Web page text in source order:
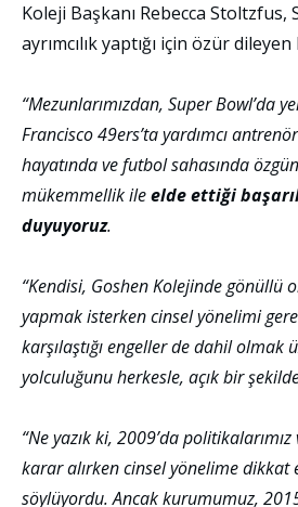
Koleji Başkanı Rebecca Stoltzfus,
ayrımcılık yaptığı için özür
“Mezunlarımızdan, Super Bowl’da
Francisco 49ers’ta yardımcı
hayatında ve futbol sahasında
mükemmellik ileelde ettiği
duyuyoruz.
“Kendisi, Goshen Kolejinde gönüllü
yapmak isterken cinsel yönelimi
karşılaştığı engeller de dahil olmak
yolculuğunu herkesle, açık bir
“Ne yazık ki, 2009’da
karar alırken cinsel yönelime dikkat
söylüyordu. Ancak kurumumuz,